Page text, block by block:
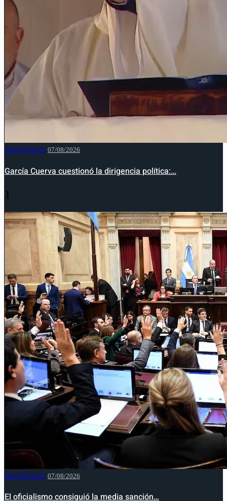
NACIONALES 07/08/2026
García Cuerva cuestionó la dirigencia política:…
1
NACIONALES 07/08/2026
El oficialismo consiguió la media sanción…